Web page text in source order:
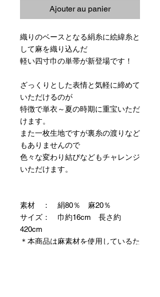
Ajouter au panier
織りのベースとなる絹糸に絵緯糸と
して麻を織り込んだ
軽い四寸巾の単帯が新登場です！
ざっくりとした表情と気軽に締めて
いただけるのが
特徴で単衣～夏の時期に重宝いただ
けます。
また一枚生地ですが裏糸の渡りなど
もありませんので
色々な変わり結びなどもチャレンジ
いただけます。
素材 ： 絹80％ 麻20％
サイズ： 巾約16cm 長さ約
420cm
＊本商品は麻素材を使用しているた